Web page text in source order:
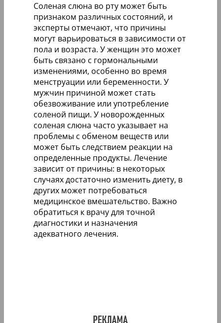
Соленая слюна во рту может быть
признаком различных состояний, и
эксперты отмечают, что причины
могут варьироваться в зависимости от
пола и возраста. У женщин это может
быть связано с гормональными
изменениями, особенно во время
менструации или беременности. У
мужчин причиной может стать
обезвоживание или употребление
соленой пищи. У новорожденных
соленая слюна часто указывает на
проблемы с обменом веществ или
может быть следствием реакции на
определенные продукты. Лечение
зависит от причины: в некоторых
случаях достаточно изменить диету, в
других может потребоваться
медицинское вмешательство. Важно
обратиться к врачу для точной
диагностики и назначения
адекватного лечения.